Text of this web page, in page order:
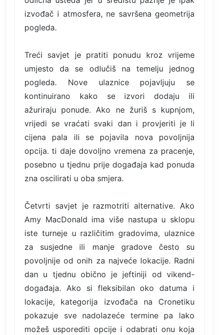
izvođač i atmosfera, ne savršena geometrija
pogleda.
Treći savjet je pratiti ponudu kroz vrijeme
umjesto da se odlučiš na temelju jednog
pogleda. Nove ulaznice pojavljuju se
kontinuirano kako se izvori dodaju ili
ažuriraju ponude. Ako ne žuriš s kupnjom,
vrijedi se vraćati svaki dan i provjeriti je li
cijena pala ili se pojavila nova povoljnija
opcija. ti daje dovoljno vremena za pracenje,
posebno u tjednu prije događaja kad ponuda
zna oscilirati u oba smjera.
Četvrti savjet je razmotriti alternative. Ako
Amy MacDonald ima više nastupa u sklopu
iste turneje u različitim gradovima, ulaznice
za susjedne ili manje gradove često su
povoljnije od onih za najveće lokacije. Radni
dan u tjednu obično je jeftiniji od vikend-
događaja. Ako si fleksibilan oko datuma i
lokacije, kategorija izvođača na Cronetiku
pokazuje sve nadolazeće termine pa lako
možeš usporediti opcije i odabrati onu koja